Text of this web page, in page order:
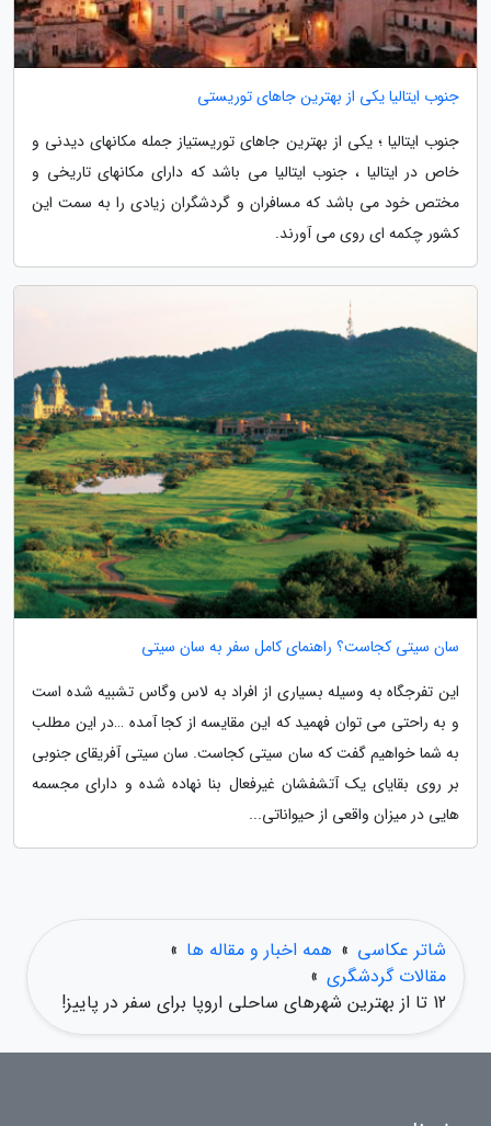
جنوب ایتالیا یکی از بهترین جاهای توریستی
جنوب ایتالیا ؛ یکی از بهترین جاهای توریستیاز جمله مکانهای دیدنی و
خاص در ایتالیا ، جنوب ایتالیا می باشد که دارای مکانهای تاریخی و
مختص خود می باشد که مسافران و گردشگران زیادی را به سمت این
کشور چکمه ای روی می آورند.
سان سیتی کجاست؟ راهنمای کامل سفر به سان سیتی
این تفرجگاه به وسیله بسیاری از افراد به لاس وگاس تشبیه شده است
و به راحتی می توان فهمید که این مقایسه از کجا آمده …در این مطلب
به شما خواهیم گفت که سان سیتی کجاست. سان سیتی آفریقای جنوبی
بر روی بقایای یک آتشفشان غیرفعال بنا نهاده شده و دارای مجسمه
هایی در میزان واقعی از حیواناتی...
شاتر عکاسی » همه اخبار و مقاله ها »
مقالات گردشگری »
12 تا از بهترین شهرهای ساحلی اروپا برای سفر در پاییز!